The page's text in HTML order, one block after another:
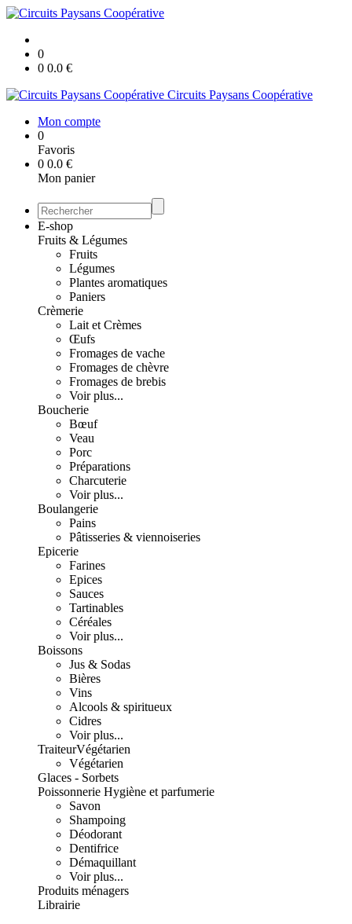
0
0 0.0 €
Circuits Paysans Coopérative
Mon compte
0
Favoris
0 0.0 €
Mon panier
E-shop
Fruits & Légumes
Fruits
Légumes
Plantes aromatiques
Paniers
Crèmerie
Lait et Crèmes
Œufs
Fromages de vache
Fromages de chèvre
Fromages de brebis
Voir plus...
Boucherie
Bœuf
Veau
Porc
Préparations
Charcuterie
Voir plus...
Boulangerie
Pains
Pâtisseries & viennoiseries
Epicerie
Farines
Epices
Sauces
Tartinables
Céréales
Voir plus...
Boissons
Jus & Sodas
Bières
Vins
Alcools & spiritueux
Cidres
Voir plus...
TraiteurVégétarien
Végétarien
Glaces - Sorbets
Poissonnerie Hygiène et parfumerie
Savon
Shampoing
Déodorant
Dentifrice
Démaquillant
Voir plus...
Produits ménagers
Librairie